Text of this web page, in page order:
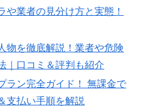
や業者の見分け方と実態！
物を徹底解説！業者や危険
｜口コミ＆評判も紹介
ラン完全ガイド！ 無課金で
支払い手順を解説